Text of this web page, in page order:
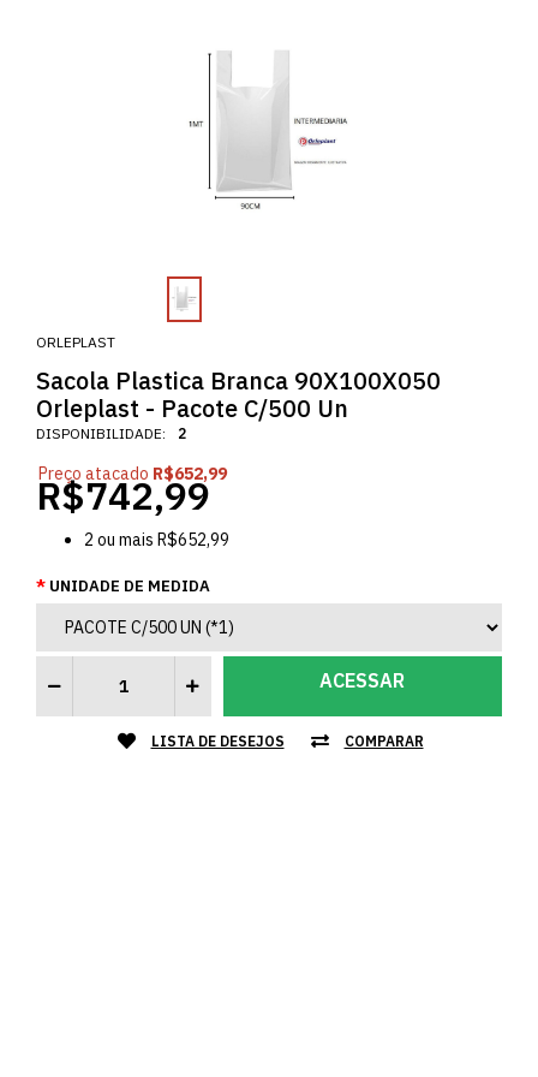
ORLEPLAST
Sacola Plastica Branca 90X100X050
Orleplast - Pacote C/500 Un
DISPONIBILIDADE: 2
Preço atacado R$652,99
R$742,99
2 ou mais R$652,99
UNIDADE DE MEDIDA
ACESSAR
LISTA DE DESEJOS COMPARAR